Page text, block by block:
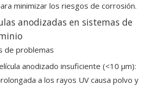
minimizar los riesgos de corrosión.
anodizadas en sistemas de
de problemas
anodizado insuficiente (<10 μm):
a los rayos UV causa polvo y